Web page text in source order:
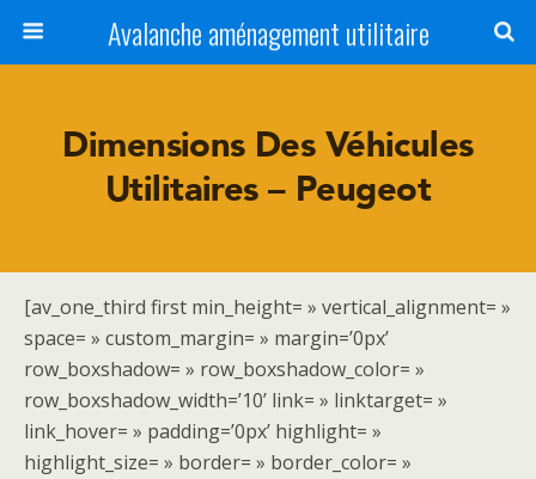
Avalanche aménagement utilitaire
Dimensions Des Véhicules
Utilitaires – Peugeot
[av_one_third first min_height= » vertical_alignment= »
space= » custom_margin= » margin=’0px’
row_boxshadow= » row_boxshadow_color= »
row_boxshadow_width=’10’ link= » linktarget= »
link_hover= » padding=’0px’ highlight= »
highlight_size= » border= » border_color= »